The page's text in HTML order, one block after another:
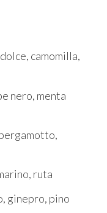
camomilla,
nero, menta
ruta
ginepro, pino